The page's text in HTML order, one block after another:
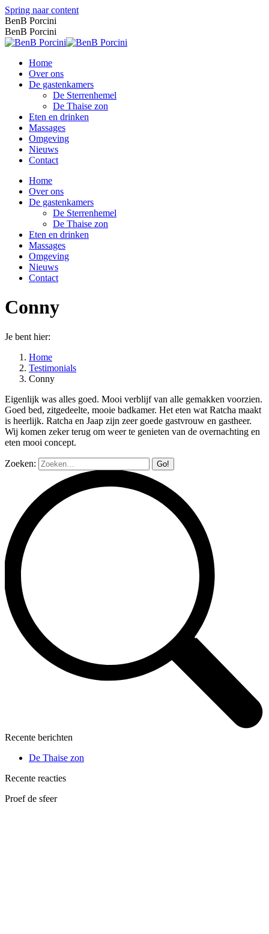
Spring naar content
BenB Porcini
BenB Porcini
Home
Over ons
De gastenkamers
De Sterrenhemel
De Thaise zon
Eten en drinken
Massages
Omgeving
Nieuws
Contact
Home
Over ons
De gastenkamers
De Sterrenhemel
De Thaise zon
Eten en drinken
Massages
Omgeving
Nieuws
Contact
Conny
Je bent hier:
Home
Testimonials
Conny
Eigenlijk was alles goed. Mooi verblijf van alle gemakken voorzien.
Goed bed, zitgedeelte, mooie badkamer. Het eten wat Ratcha maakt
is heerlijk. Ratcha en Jaap zijn zeer goede gastvrouw en gastheer.
Wij komen zeker terug om weer te genieten van de overnachting en
eten mooi concept.
Zoeken:
Recente berichten
De Thaise zon
Recente reacties
Proef de sfeer